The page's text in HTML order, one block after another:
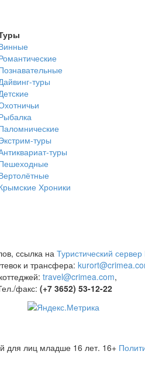
туры
туры
туры
Хроники
ссылка на Туристический
и трансфера:
travel@crimea.com,
факс: (+7 3652) 53-12-22
для лиц младше 16 лет. 16+